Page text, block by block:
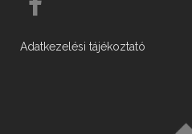
Adatkezelési tájékoztató